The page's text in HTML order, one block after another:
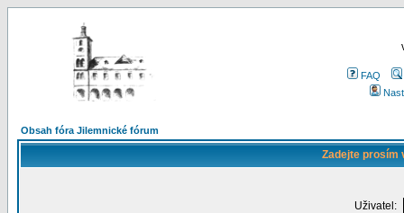
FAQ
Obsah fóra Jilemnické fórum
Zadejte prosím
Uživatel: